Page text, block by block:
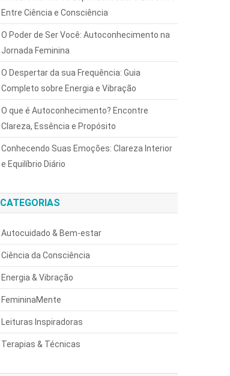
Entre Ciência e Consciência
O Poder de Ser Você: Autoconhecimento na
Jornada Feminina
O Despertar da sua Frequência: Guia
Completo sobre Energia e Vibração
O que é Autoconhecimento? Encontre
Clareza, Essência e Propósito
Conhecendo Suas Emoções: Clareza Interior
e Equilíbrio Diário
CATEGORIAS
Autocuidado & Bem-estar
Ciência da Consciência
Energia & Vibração
FemininaMente
Leituras Inspiradoras
Terapias & Técnicas